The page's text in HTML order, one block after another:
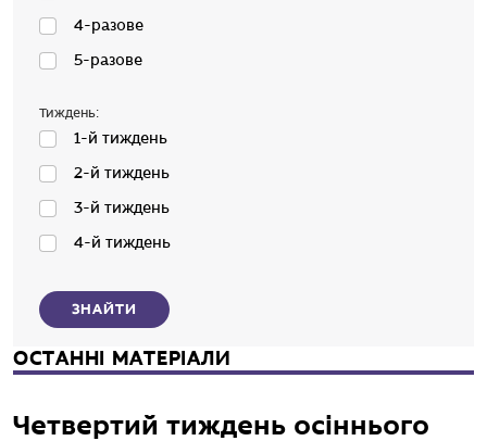
4-разове
5-разове
Тиждень:
1-й тиждень
2-й тиждень
3-й тиждень
4-й тиждень
ЗНАЙТИ
ОСТАННІ МАТЕРІАЛИ
Четвертий тиждень осіннього